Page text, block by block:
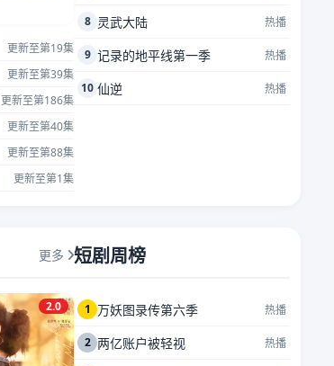
更新至第19集
更新至第39集
更新至第186集
更新至第40集
更新至第88集
更新至第1集
8 灵武大陆 热播
9 记录的地平线第一季 热播
10 仙逆 热播
更多
2.0
短剧周榜
1 万妖图录传第六季 热播
2 两亿账户被轻视 热播